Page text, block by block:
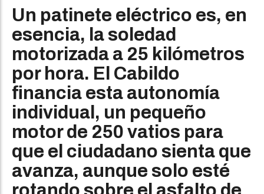
Un patinete eléctrico es, en
esencia, la soledad
motorizada a 25 kilómetros
por hora. El Cabildo
financia esta autonomía
individual, un pequeño
motor de 250 vatios para
que el ciudadano sienta que
avanza, aunque solo esté